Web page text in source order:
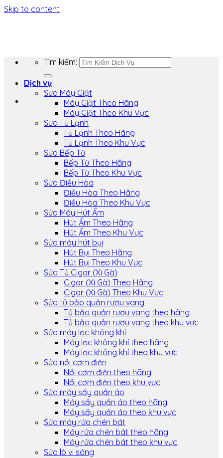
Skip to content
Tìm kiếm:
Dịch vụ
Sửa Máy Giặt
Máy Giặt Theo Hãng
Máy Giặt Theo Khu Vực
Sửa Tủ Lạnh
Tủ Lạnh Theo Hãng
Tủ Lạnh Theo Khu Vực
Sửa Bếp Từ
Bếp Từ Theo Hãng
Bếp Từ Theo Khu Vực
Sửa Điều Hòa
Điều Hòa Theo Hãng
Điều Hòa Theo Khu Vực
Sửa Máy Hút Ẩm
Hút Ẩm Theo Hãng
Hút Ẩm Theo Khu Vực
Sửa máy hút bụi
Hút Bụi Theo Hãng
Hút Bụi Theo Khu Vực
Sửa Tủ Cigar (Xì Gà)
Cigar (Xì Gà) Theo Hãng
Cigar (Xì Gà) Theo Khu Vực
Sửa tủ bảo quản rượu vang
Tủ bảo quản rượu vang theo hãng
Tủ bảo quản rượu vang theo khu vực
Sửa máy lọc không khí
Máy lọc không khí theo hãng
Máy lọc không khí theo khu vực
Sửa nồi cơm điện
Nồi cơm điện theo hãng
Nồi cơm điện theo khu vực
Sửa máy sấy quần áo
Máy sấy quần áo theo hãng
Máy sấy quần áo theo khu vực
Sửa máy rửa chén bát
Máy rửa chén bát theo hãng
Máy rửa chén bát theo khu vực
Sửa lò vi sóng